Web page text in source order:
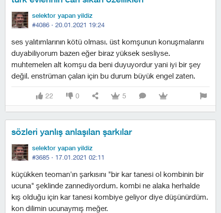
selektor yapan yildiz
#4086 · 20.01.2021 19:24
ses yalıtımlarının kötü olması. üst komşunun konuşmalarını
duyabiliyorum bazen eğer biraz yüksek sesliyse.
muhtemelen alt komşu da beni duyuyordur yani iyi bir şey
değil. enstrüman çalan için bu durum büyük engel zaten.
22 0 5
sözleri yanlış anlaşılan şarkılar
selektor yapan yildiz
#3685 · 17.01.2021 02:11
küçükken teoman'ın şarkısını "bir kar tanesi ol kombinin bir
ucuna" şeklinde zannediyordum. kombi ne alaka herhalde
kış olduğu için kar tanesi kombiye geliyor diye düşünürdüm.
kon dilimin ucunaymış meğer.